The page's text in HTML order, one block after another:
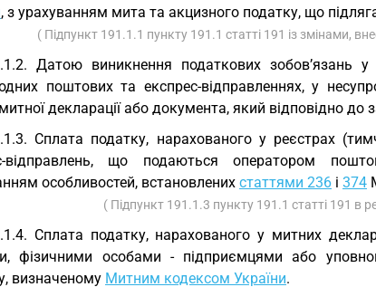
, з урахуванням мита та акцизного податку, що
( Підпункт 191.1.1 пункту 191.1 статті 191 із змінами,
Датою виникнення податкових зобов’язань
поштових та експрес-відправленнях, у
декларації або документа, який відповідно
Сплата податку, нарахованого у реєстрах
відправлень, що подаються оператором
особливостей, встановлених статтями 236 і 374
( Підпункт 191.1.3 пункту 191.1 статті 191 в
Сплата податку, нарахованого у митних
фізичними особами - підприємцями або
визначеному Митним кодексом України.